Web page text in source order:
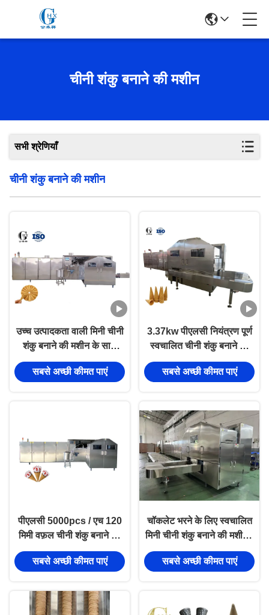
चीनी शंकु बनाने की मशीन
सभी श्रेणियाँ
चीनी शंकु बनाने की मशीन
उच्च उत्पादकता वाली मिनी चीनी
शंकु बनाने की मशीन के साथ
अपने उत्पादन को बढ़ाएं
सबसे अच्छी कीमत पाएं
3.37kw पीएलसी नियंत्रण पूर्ण
स्वचालित चीनी शंकु बनाने की
मशीन 304 स्टेनलेस स्टील में
सबसे अच्छी कीमत पाएं
पीएलसी 5000pcs / एच 120
मिमी वफ़ल चीनी शंकु बनाने की
मशीन
सबसे अच्छी कीमत पाएं
चॉकलेट भरने के लिए स्वचालित
मिनी चीनी शंकु बनाने की मशीन -
खाद्य कारखाने के लिए डिज़ाइन
की गई
सबसे अच्छी कीमत पाएं